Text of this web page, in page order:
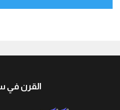
القرن في